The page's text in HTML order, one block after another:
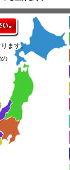
ます。